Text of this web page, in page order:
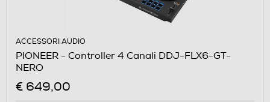
ACCESSORI AUDIO
PIONEER - Controller 4 Canali DDJ-FLX6-GT-
NERO
€ 649,00